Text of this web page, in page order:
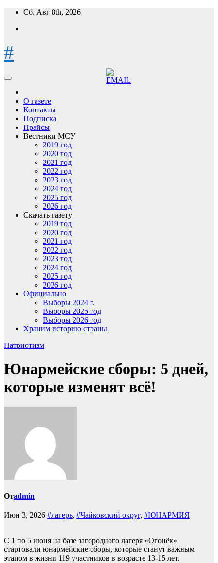
Перейти
содержимому
Сб. Авг 8th, 2026
#
О газете
Контакты
Подписка
Прайсы
Вестники МСУ
2019 год
2020 год
2021 год
2022 год
2023 год
2024 год
2025 год
2026 год
Скачать газету
2019 год
2020 год
2021 год
2022 год
2023 год
2024 год
2025 год
2026 год
Официально
Выборы 2024 г.
Выборы 2025 год
Выборы 2026 год
Храним историю страны
Патриотизм
Юнармейские сборы: 5 дней,
которые изменят всё!
Отadmin
Июн 3, 2026 #лагерь, #Чайковский округ, #ЮНАРМИЯ
С 1 по 5 июня на базе загородного лагеря «Огонёк»
стартовали юнармейские сборы, которые станут важным
этапом в жизни 119 участников в возрасте 13-15 лет.